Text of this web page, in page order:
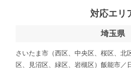
対応エリ
埼玉県
さいたま市（西区、中央区、桜区、北
区、見沼区、緑区、岩槻区）飯能市／